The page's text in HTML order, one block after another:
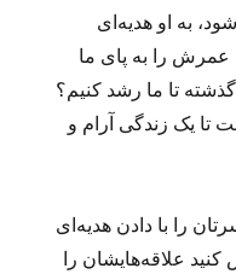
به او هدیه‌ای
عمرش را به پای ما
تا ما رشد کنیم؟
تا یک زندگی آرام و
را با دادن هدیه‌ای
علاقه‌هایشان را